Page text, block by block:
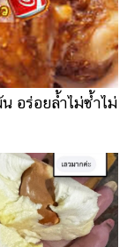
อร่อยล้ำไม่ซ้ำไม่